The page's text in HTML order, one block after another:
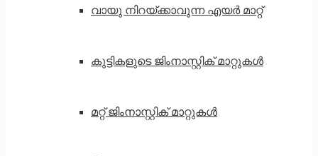
വായു നിറയ്ക്കാവുന്ന എയർ മാറ്റ്
കുട്ടികളുടെ ജിംനാസ്റ്റിക് മാറ്റുകൾ
മറ്റ് ജിംനാസ്റ്റിക് മാറ്റുകൾ